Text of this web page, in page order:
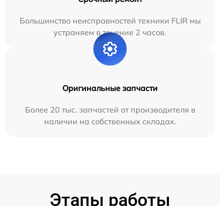
Большинство неисправностей техники FLIR мы
устраняем в течение 2 часов.
Оригинальные запчасти
Более 20 тыс. запчастей от производителя в
наличии на собственных складах.
Этапы работы